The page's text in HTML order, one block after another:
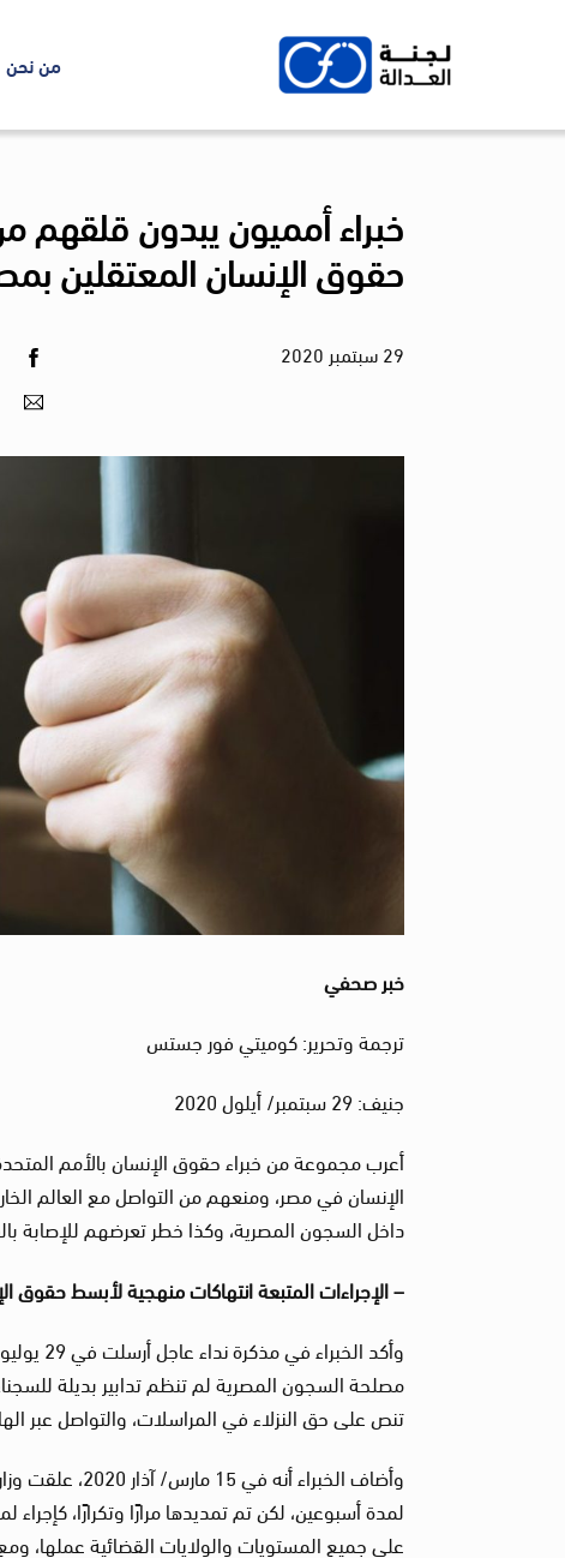
من نحن
خبراء أمميون يبدون قلقهم
حقوق الإنسان المعتقلين
29سبتمبر 2020
خبر صحفي
ترجمة وتحرير: كوميتي فور جستس
جنيف: 29 سبتمبر/ أيلول 2020
أعرب مجموعة من خبراء حقوق الإنسان بالأمم
الإنسان في مصر، ومنعهم من التواصل مع العالم
داخل السجون المصرية، وكذا خطر تعرضهم للإصابة
– الإجراءات المتبعة انتهاكات منهجية لأبسط حقوق
تنص على حق النزلاء في المراسلات، والتواصل عبر
وأضاف
على جميع المستويات والولايات القضائية عملها،